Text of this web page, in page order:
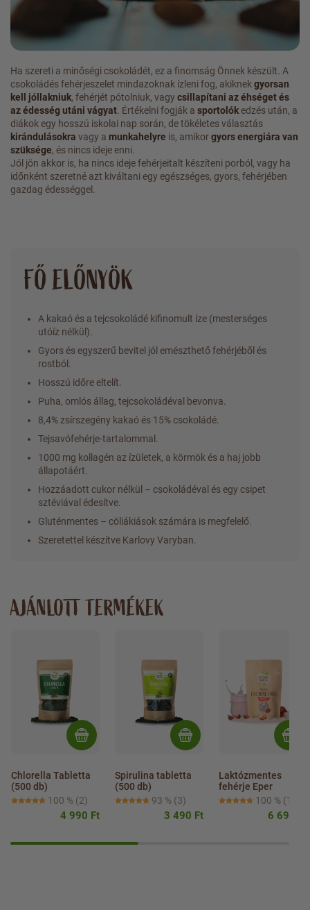
Ha szereti a minőségi csokoládét, ez a finomság Önnek készült. A
csokoládés fehérjeszelet mindazoknak ízleni fog, akiknekgyorsan
kell jóllakniuk, fehérjét pótolniuk, vagy csillapítani az éhséget és
az édesség utáni vágyat. Értékelni fogják a sportolókedzés után, a
diákok egy hosszú iskolai nap során, de tökéletes választás
kirándulásokra vagy a munkahelyre is, amikorgyors energiára van
szüksége, és nincs ideje enni.
Jól jön akkor is, ha nincs ideje fehérjeitalt készíteni porból, vagy ha
időnként szeretné azt kiváltani egy egészséges, gyors, fehérjében
gazdag édességgel.
FŐ ELŐNYÖK
A kakaó és a tejcsokoládé kifinomult íze (mesterséges
utóíz nélkül).
Gyors és egyszerű bevitel jól emészthető fehérjéből és
rostból.
Hosszú időre eltelít.
Puha, omlós állag, tejcsokoládéval bevonva.
8,4% zsírszegény kakaó és 15% csokoládé.
Tejsavófehérje-tartalommal.
1000 mg kollagén az ízületek, a körmök és a haj jobb
állapotáért.
Hozzáadott cukor nélkül – csokoládéval és egy csipet
sztéviával édesítve.
Gluténmentes – cöliákiások számára is megfelelő.
Szeretettel készítve Karlovy Varyban.
AJÁNLOTT TERMÉKEK
Chlorella Tabletta
(500 db)
100 % (2)
4 990 Ft
Spirulina tabletta
(500 db)
93 % (3)
3 490 Ft
Laktózmentes
fehérje Eper
100 % (1)
6 690 Ft